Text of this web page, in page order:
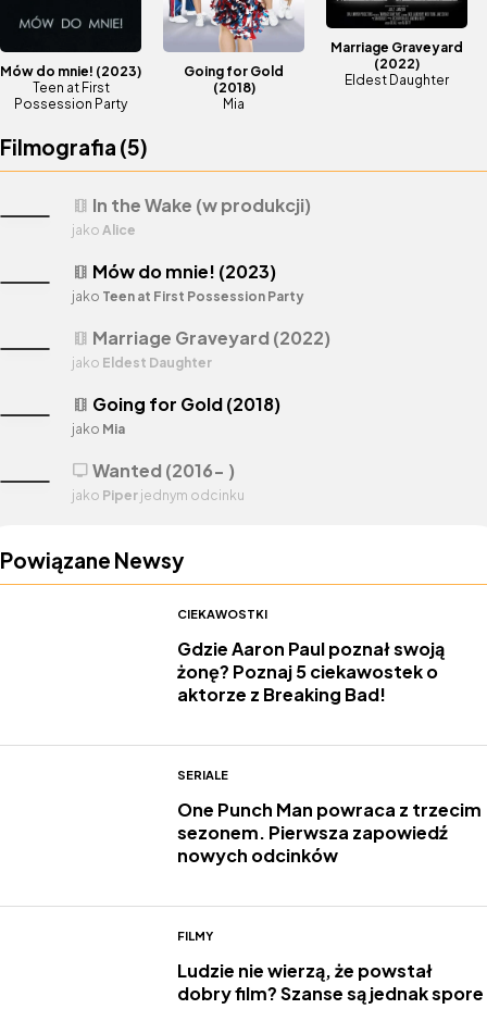
Mów do mnie! (2023)
Teen at First
Possession Party
Going for Gold
(2018)
Mia
Marriage Graveyard
(2022)
Eldest Daughter
Filmografia (5)
theaters Mów do mnie! (2023)
jako Teen at First Possession Party
theaters Marriage Graveyard (2022)
jako Eldest Daughter
theaters Going for Gold (2018)
jako Mia
theaters In the Wake (w produkcji)
jako Alice
tv Wanted (2016- )
jako Piper jednym odcinku
Powiązane Newsy
CIEKAWOSTKI
Gdzie Aaron Paul poznał swoją
żonę? Poznaj 5 ciekawostek o
aktorze z Breaking Bad!
SERIALE
One Punch Man powraca z trzecim
sezonem. Pierwsza zapowiedź
nowych odcinków
FILMY
Ludzie nie wierzą, że powstał
dobry film? Szanse są jednak spore